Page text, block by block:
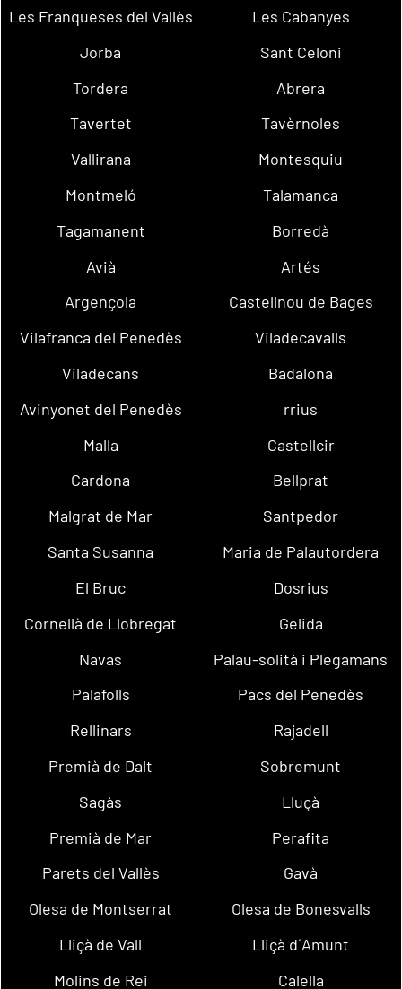
Les Franqueses del Vallès
Les Cabanyes
Jorba
Sant Celoni
Tordera
Abrera
Tavertet
Tavèrnoles
Vallirana
Montesquiu
Montmeló
Talamanca
Tagamanent
Borredà
Avià
Artés
Argençola
Castellnou de Bages
Vilafranca del Penedès
Viladecavalls
Viladecans
Badalona
Avinyonet del Penedès
rrius
Malla
Castellcir
Cardona
Bellprat
Malgrat de Mar
Santpedor
Santa Susanna
Maria de Palautordera
El Bruc
Dosrius
Cornellà de Llobregat
Gelida
Navas
Palau-solità i Plegamans
Palafolls
Pacs del Penedès
Rellinars
Rajadell
Premià de Dalt
Sobremunt
Sagàs
Lluçà
Premià de Mar
Perafita
Parets del Vallès
Gavà
Olesa de Montserrat
Olesa de Bonesvalls
Lliçà de Vall
Lliçà d´Amunt
Molins de Rei
Calella